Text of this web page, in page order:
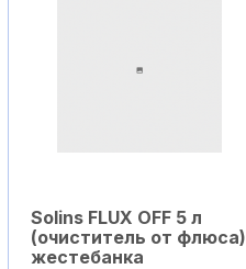
Solins FLUX OFF 5 л
(очиститель от флюса)
жестебанка